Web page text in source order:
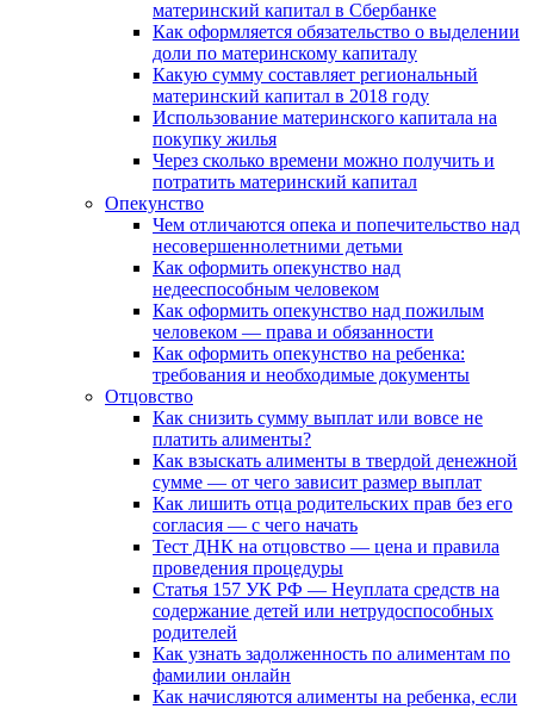
материнский капитал в Сбербанке
Как оформляется обязательство о выделении
доли по материнскому капиталу
Какую сумму составляет региональный
материнский капитал в 2018 году
Использование материнского капитала на
покупку жилья
Через сколько времени можно получить и
потратить материнский капитал
Опекунство
Чем отличаются опека и попечительство над
несовершеннолетними детьми
Как оформить опекунство над
недееспособным человеком
Как оформить опекунство над пожилым
человеком — права и обязанности
Как оформить опекунство на ребенка:
требования и необходимые документы
Отцовство
Как снизить сумму выплат или вовсе не
платить алименты?
Как взыскать алименты в твердой денежной
сумме — от чего зависит размер выплат
Как лишить отца родительских прав без его
согласия — с чего начать
Тест ДНК на отцовство — цена и правила
проведения процедуры
Статья 157 УК РФ — Неуплата средств на
содержание детей или нетрудоспособных
родителей
Как узнать задолженность по алиментам по
фамилии онлайн
Как начисляются алименты на ребенка, если